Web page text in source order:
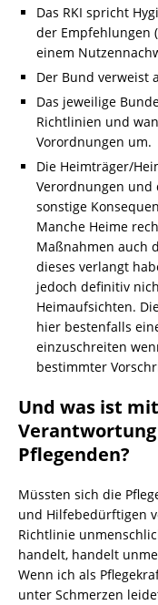
Das RKI spricht
der Empfehlungen
einem
Der Bund verweist
Das jeweilige
Richtlinien und
Vorordnungen um.
Die Heimträger/
Verordnungen und
sonstige
Manche Heime
Maßnahmen auch
dieses verlangt
jedoch definitiv
Heimaufsichten.
hier bestenfalls
einzuschreiten
bestimmter
Und was ist
Pflegenden?
Müssten sich die
und Hilfebedürftigen
Richtlinie
handelt, handelt
Wenn ich als
unter Schmerzen